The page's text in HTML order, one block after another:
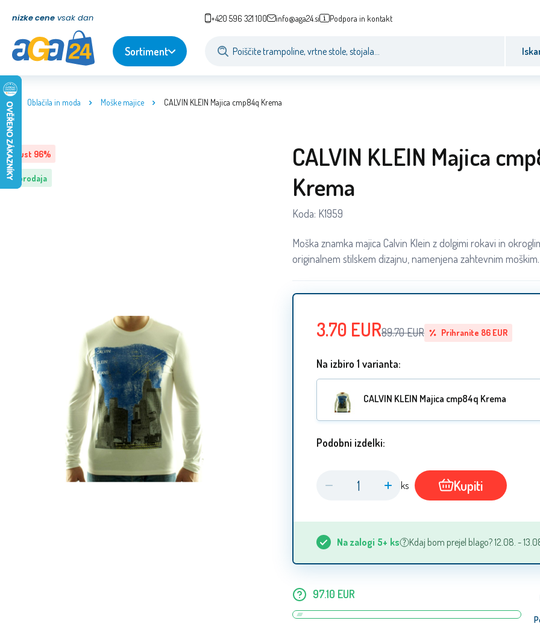
nizke cene vsak dan +420 596 321 100 info@aga24.si Podpora in kontakt
Sortiment
Oblačila in moda Moške majice CALVIN KLEIN Majica cmp84q Krema
Popust 96%
Razprodaja
CALVIN KLEIN Majica
Krema
Koda: K1959
Moška znamka majica Calvin Klein z dolgimi rokavi in
originalnem stilskem dizajnu, namenjena zahtevnim
3.70 EUR89.70EUR Prihranite 86 EUR
Na izbiro 1 varianta:
CALVIN KLEIN Majica cmp84q Krema
Podobni izdelki:
ks Kupiti
Na zalogi 5+ ks Kdaj bom prejel blago? 12.08. -
97.10 EUR